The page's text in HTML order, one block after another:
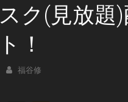
ク(見放題
！
福谷修